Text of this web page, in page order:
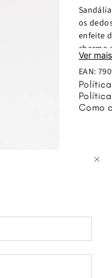
os
enfeite
charme
perfeita
Ver mais
EAN:
Como